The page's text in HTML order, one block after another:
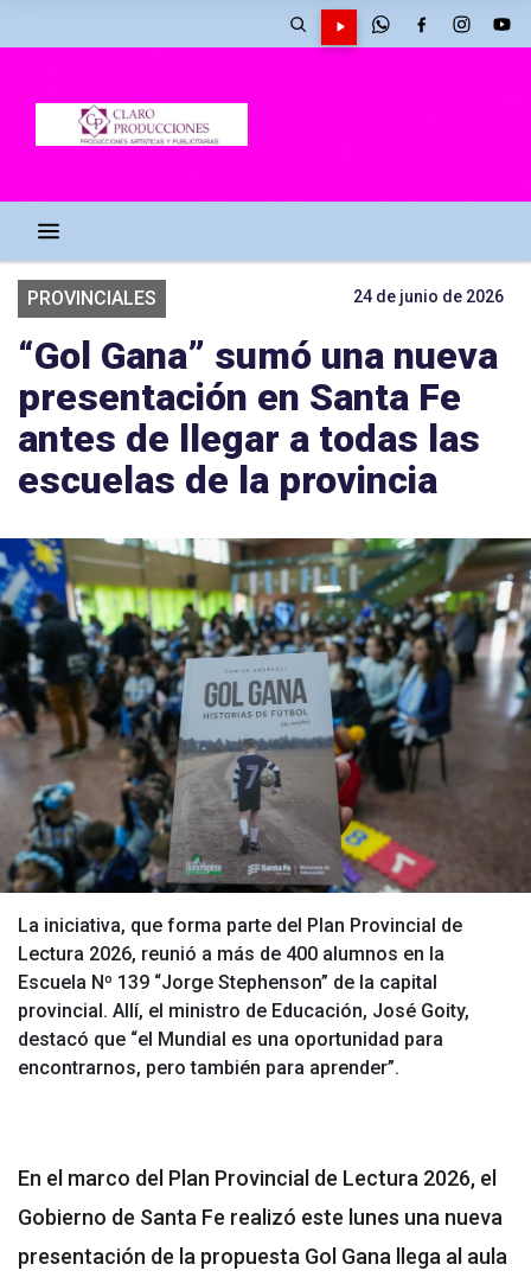
PROVINCIALES 24 de junio de 2026
“Gol Gana” sumó una nueva
presentación en Santa Fe
antes de llegar a todas las
escuelas de la provincia
La iniciativa, que forma parte del Plan Provincial de
Lectura 2026, reunió a más de 400 alumnos en la
Escuela Nº 139 “Jorge Stephenson” de la capital
provincial. Allí, el ministro de Educación, José Goity,
destacó que “el Mundial es una oportunidad para
encontrarnos, pero también para aprender”.
En el marco del Plan Provincial de Lectura 2026, el
Gobierno de Santa Fe realizó este lunes una nueva
presentación de la propuesta Gol Gana llega al aula